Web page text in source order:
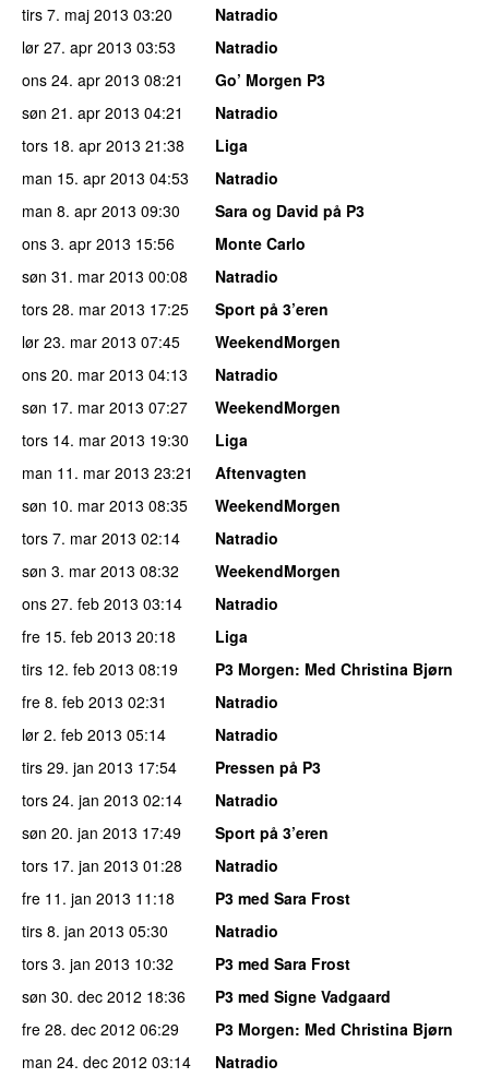
tirs 7. maj 2013 03:20
Natradio
lør 27. apr 2013 03:53
Natradio
ons 24. apr 2013 08:21
Go’ Morgen P3
søn 21. apr 2013 04:21
Natradio
tors 18. apr 2013 21:38
Liga
man 15. apr 2013 04:53
Natradio
man 8. apr 2013 09:30
Sara og David på P3
ons 3. apr 2013 15:56
Monte Carlo
søn 31. mar 2013 00:08
Natradio
tors 28. mar 2013 17:25
Sport på 3’eren
lør 23. mar 2013 07:45
WeekendMorgen
ons 20. mar 2013 04:13
Natradio
søn 17. mar 2013 07:27
WeekendMorgen
tors 14. mar 2013 19:30
Liga
man 11. mar 2013 23:21
Aftenvagten
søn 10. mar 2013 08:35
WeekendMorgen
tors 7. mar 2013 02:14
Natradio
søn 3. mar 2013 08:32
WeekendMorgen
ons 27. feb 2013 03:14
Natradio
fre 15. feb 2013 20:18
Liga
tirs 12. feb 2013 08:19 P3 Morgen: Med Christina Bjørn
fre 8. feb 2013 02:31
Natradio
lør 2. feb 2013 05:14
Natradio
tirs 29. jan 2013 17:54
Pressen på P3
tors 24. jan 2013 02:14
Natradio
søn 20. jan 2013 17:49
Sport på 3’eren
tors 17. jan 2013 01:28
Natradio
fre 11. jan 2013 11:18
P3 med Sara Frost
tirs 8. jan 2013 05:30
Natradio
tors 3. jan 2013 10:32
P3 med Sara Frost
søn 30. dec 2012 18:36
P3 med Signe Vadgaard
fre 28. dec 2012 06:29 P3 Morgen: Med Christina Bjørn
man 24. dec 2012 03:14
Natradio